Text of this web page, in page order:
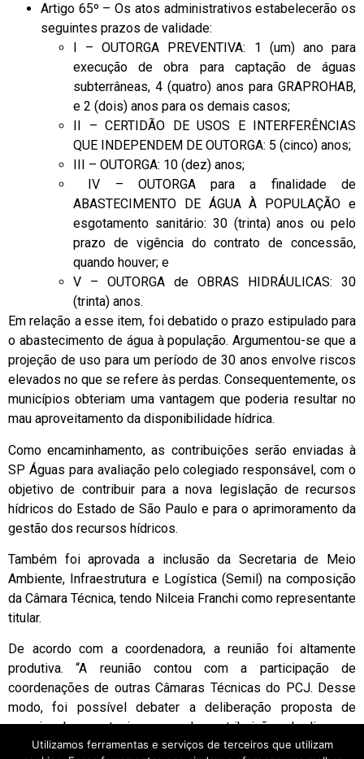
Artigo 65º – Os atos administrativos estabelecerão os
seguintes prazos de validade:
I – OUTORGA PREVENTIVA: 1 (um) ano para
execução de obra para captação de águas
subterrâneas, 4 (quatro) anos para GRAPROHAB,
e 2 (dois) anos para os demais casos;
II – CERTIDÃO DE USOS E INTERFERÊNCIAS
QUE INDEPENDEM DE OUTORGA: 5 (cinco) anos;
III – OUTORGA: 10 (dez) anos;
IV – OUTORGA para a finalidade de
ABASTECIMENTO DE ÁGUA À POPULAÇÃO e
esgotamento sanitário: 30 (trinta) anos ou pelo
prazo de vigência do contrato de concessão,
quando houver; e
V – OUTORGA de OBRAS HIDRÁULICAS: 30
(trinta) anos.
Em relação a esse item, foi debatido o prazo estipulado para
o abastecimento de água à população. Argumentou-se que a
projeção de uso para um período de 30 anos envolve riscos
elevados no que se refere às perdas. Consequentemente, os
municípios obteriam uma vantagem que poderia resultar no
mau aproveitamento da disponibilidade hídrica.
Como encaminhamento, as contribuições serão enviadas à
SP Águas para avaliação pelo colegiado responsável, com o
objetivo de contribuir para a nova legislação de recursos
hídricos do Estado de São Paulo e para o aprimoramento da
gestão dos recursos hídricos.
Também foi aprovada a inclusão da Secretaria de Meio
Ambiente, Infraestrutura e Logística (Semil) na composição
da Câmara Técnica, tendo Nilceia Franchi como representante
titular.
De acordo com a coordenadora, a reunião foi altamente
produtiva. “A reunião contou com a participação de
coordenações de outras Câmaras Técnicas do PCJ. Desse
modo, foi possível debater a deliberação proposta de
maneira abrangente, incorporando contribuições de diversos
setores e perspectivas.”
Utilizamos ferramentas e serviços de terceiros que utilizam